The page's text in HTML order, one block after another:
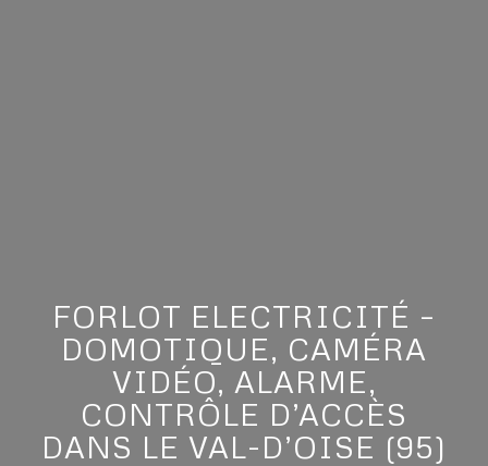
FORLOT ELECTRICITÉ –
DOMOTIQUE, CAMÉRA
VIDÉO, ALARME,
CONTRÔLE D’ACCÈS
DANS LE VAL-D’OISE (95)